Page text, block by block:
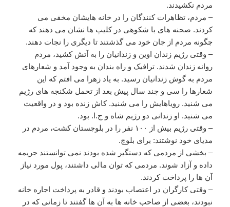
مردم نکشیدند.
– مردم، تظاهرات کنندگان را در خانه هایشان مخفی می
کردند. صحنه های با شکوهی در کلیپ ها نشان می دهند که
چگونه مردم از جان خود می گذشتند تا دیگری را نجات دهند.
– وقتی رژیم زندان اوین و زندانیان را به آتش کشید، مردم
روانه زندان شدند. ترافیک و راه بندان به وجود آمد و شعارهای
مردم به گوش زندانیان رسید. به یاد زهرا می افتم که این
شعارها را سی و چند سال پیش بعد از تحمل شکنجه های رژیم
می شنید. رویاهایش را می شنید. کاش زنده بود و در واقعیت
می شنید. او زندانی دو رژیم شاه و ج.ا. بود.
– وقتی رژیم بیش از ۱۰۰ نفر را در بلوچستان کشت، مردم در
مدیای خود نوشتند‌: برای بلوچ.
– بخشی از مردمی که دستگیر شده بودند نمی توانستند جریمه
داده و آزاد شوند. مردمی که توان مالی داشتند، پول مورد نیاز
آن ها را پرداخت کردند.
– وقتی کارگران در اعتصاب بودند و قادر به پرداخت اجاره خانه
نبودند، بعضی از صاحب خانه ها به آن ها گفتند تا زمانی که در